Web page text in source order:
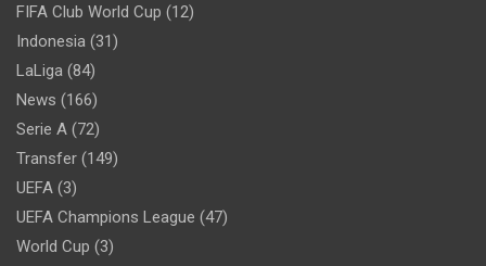
FIFA Club World Cup (12)
Indonesia (31)
LaLiga (84)
News (166)
Serie A (72)
Transfer (149)
UEFA (3)
UEFA Champions League (47)
World Cup (3)